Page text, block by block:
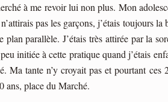
à me revoir lui non plus. Mon
pas les garçons, j’étais toujours
parallèle. J’étais très attirée par la
initiée à cette pratique quand j’étais
tante n’y croyait pas et pourtant ces
ans, place du Marché.